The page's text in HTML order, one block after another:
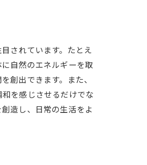
されています。たとえ
自然のエネルギーを取
創出できます。また、
を感じさせるだけでな
造し、日常の生活をよ